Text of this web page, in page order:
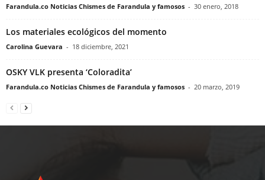
Farandula.co Noticias Chismes de Farandula y famosos - 30 enero, 2018
Los materiales ecológicos del momento
Carolina Guevara - 18 diciembre, 2021
OSKY VLK presenta ‘Coloradita’
Farandula.co Noticias Chismes de Farandula y famosos - 20 marzo, 2019